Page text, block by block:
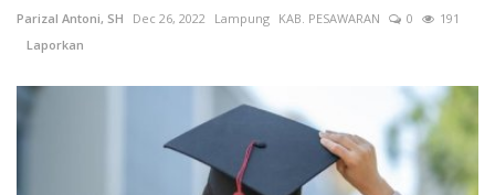
Parizal Antoni, SH Dec 26, 2022 Lampung KAB. PESAWARAN 0
191
Laporkan